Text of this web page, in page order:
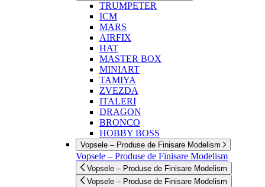
TRUMPETER
ICM
MARS
AIRFIX
HAT
MASTER BOX
MINIART
TAMIYA
ZVEZDA
ITALERI
DRAGON
BRONCO
HOBBY BOSS
Vopsele – Produse de Finisare Modelism
Vopsele – Produse de Finisare Modelism
Vopsele – Produse de Finisare Modelism
Vopsele – Produse de Finisare Modelism